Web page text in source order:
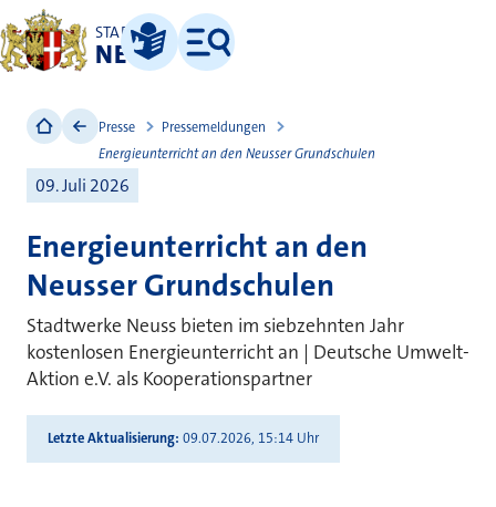
STADT
NEUSS
Leichte Sprache
Menü
Presse
Pressemeldungen
Energieunterricht an den Neusser Grundschulen
09. Juli 2026
Energieunterricht an den
Neusser Grundschulen
Stadtwerke Neuss bieten im siebzehnten Jahr
kostenlosen Energieunterricht an | Deutsche Umwelt-
Aktion e.V. als Kooperationspartner
Letzte Aktualisierung 09.07.2026, 15:14 Uhr